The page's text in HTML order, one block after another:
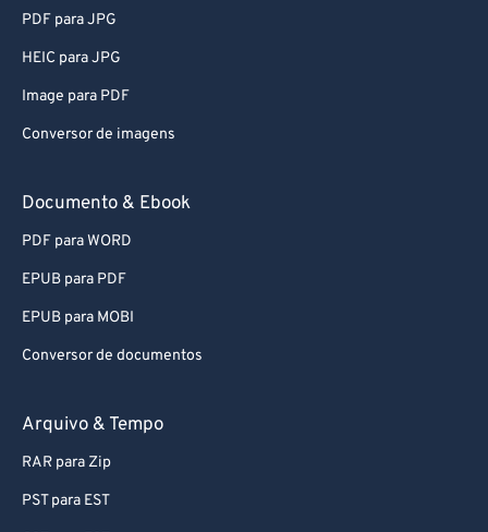
PDF para JPG
HEIC para JPG
Image para PDF
Conversor de imagens
Documento & Ebook
PDF para WORD
EPUB para PDF
EPUB para MOBI
Conversor de documentos
Arquivo & Tempo
RAR para Zip
PST para EST